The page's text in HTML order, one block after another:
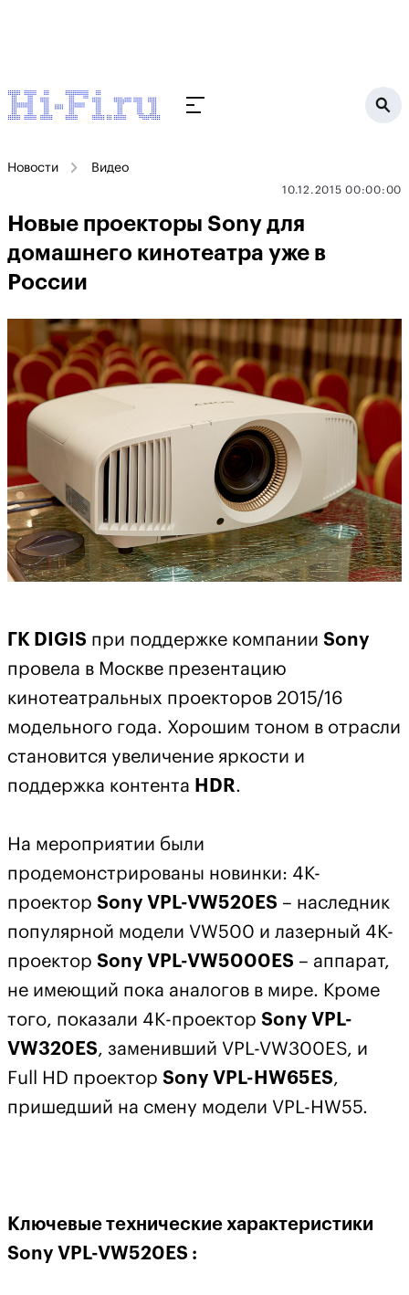
Новости Видео
10.12.2015 00:00:00
Новые проекторы Sony для
домашнего кинотеатра уже в
России
ГК DIGIS при поддержке компании Sony
провела в Москве презентацию
кинотеатральных проекторов 2015/16
модельного года. Хорошим тоном в отрасли
становится увеличение яркости и
поддержка контента HDR.
На мероприятии были
продемонстрированы новинки: 4К-
проектор Sony VPL-VW520ES – наследник
популярной модели VW500 и лазерный 4К-
проектор Sony VPL-VW5000ES – аппарат,
не имеющий пока аналогов в мире. Кроме
того, показали 4K-проектор Sony VPL-
VW320ES, заменивший VPL-VW300ES, и
Full HD проектор Sony VPL-HW65ES,
пришедший на смену модели VPL-HW55.
Ключевые технические характеристики
Sony VPL-VW520ES :